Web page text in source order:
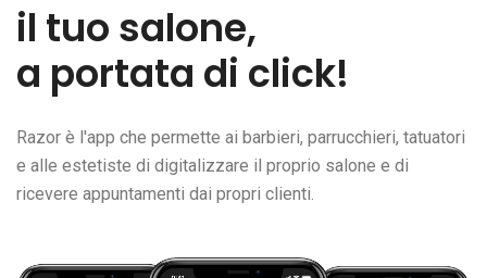
il tuo salone,
a portata di click!
Razor è l'app che permette ai barbieri, parrucchieri, tatuatori
e alle estetiste di digitalizzare il proprio salone e di
ricevere appuntamenti dai propri clienti.